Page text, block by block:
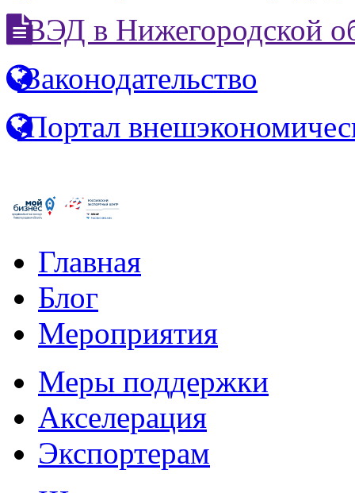
ВЭД в Нижегородской
Законодательство
Портал
Главная
Блог
Мероприятия
Меры поддержки
Акселерация
Экспортерам